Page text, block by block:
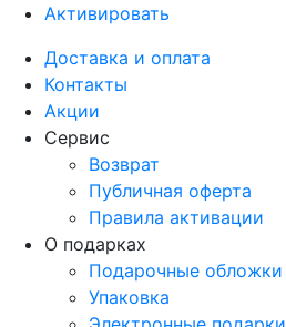
Активировать
Доставка и оплата
Контакты
Акции
Сервис
Возврат
Публичная оферта
Правила активации
О подарках
Подарочные обложки
Упаковка